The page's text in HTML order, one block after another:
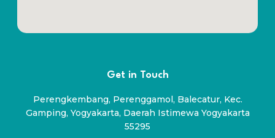
Get in Touch
Perengkembang, Perenggamol, Balecatur, Kec.
Gamping, Yogyakarta, Daerah Istimewa Yogyakarta
55295